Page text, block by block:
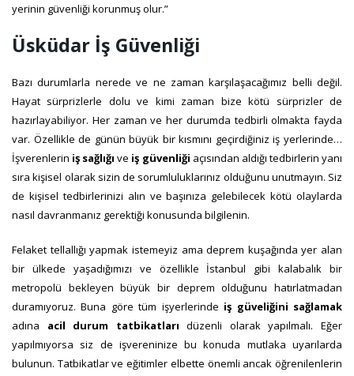
yerinin güvenliği korunmuş olur.”
Üsküdar İş Güvenliği
Bazı durumlarla nerede ve ne zaman karşılaşacağımız belli değil.
Hayat sürprizlerle dolu ve kimi zaman bize kötü sürprizler de
hazırlayabiliyor. Her zaman ve her durumda tedbirli olmakta fayda
var. Özellikle de günün büyük bir kısmını geçirdiğiniz iş yerlerinde…
İşverenlerin iş sağlığı ve iş güvenliği açısından aldığı tedbirlerin yanı
sıra kişisel olarak sizin de sorumluluklarınız olduğunu unutmayın. Siz
de kişisel tedbirlerinizi alın ve başınıza gelebilecek kötü olaylarda
nasıl davranmanız gerektiği konusunda bilgilenin.
Felaket tellallığı yapmak istemeyiz ama deprem kuşağında yer alan
bir ülkede yaşadığımızı ve özellikle İstanbul gibi kalabalık bir
metropolü bekleyen büyük bir deprem olduğunu hatırlatmadan
duramıyoruz. Buna göre tüm işyerlerinde iş güveliğini sağlamak
adına acil durum tatbikatları düzenli olarak yapılmalı. Eğer
yapılmıyorsa siz de işvereninize bu konuda mutlaka uyarılarda
bulunun. Tatbikatlar ve eğitimler elbette önemli ancak öğrenilenlerin